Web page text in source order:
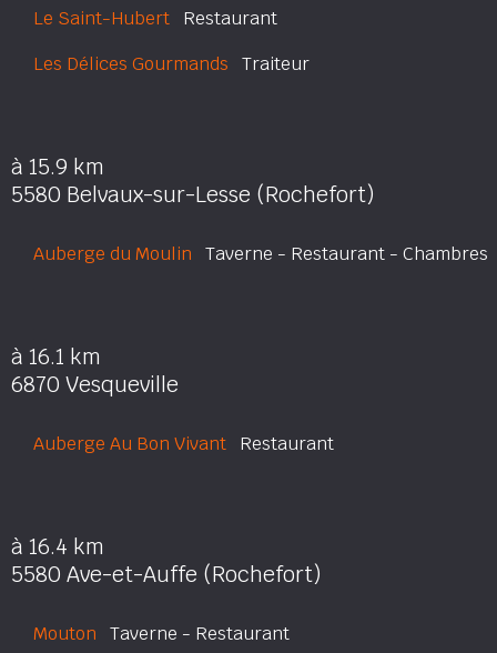
Le Saint-Hubert Restaurant
Les Délices Gourmands Traiteur
à 15.9 km
5580 Belvaux-sur-Lesse (Rochefort)
Auberge du Moulin Taverne - Restaurant - Chambres
à 16.1 km
6870 Vesqueville
Auberge Au Bon Vivant Restaurant
à 16.4 km
5580 Ave-et-Auffe (Rochefort)
Mouton Taverne - Restaurant